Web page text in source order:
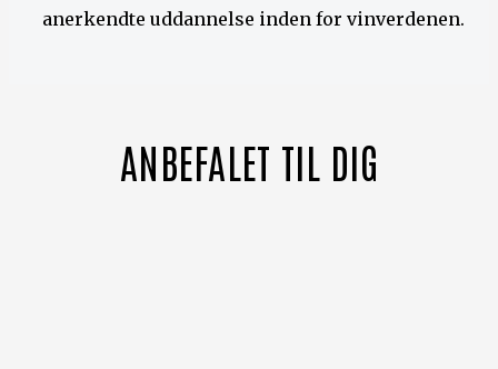
anerkendte uddannelse inden for vinverdenen.
ANBEFALET TIL DIG